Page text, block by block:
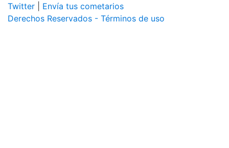
Twitter
Envía tus cometarios
Derechos Reservados - Términos de uso